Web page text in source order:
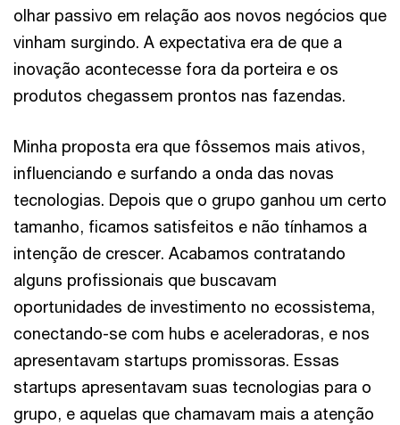
olhar passivo em relação aos novos negócios que
vinham surgindo. A expectativa era de que a
inovação acontecesse fora da porteira e os
produtos chegassem prontos nas fazendas.
Minha proposta era que fôssemos mais ativos,
influenciando e surfando a onda das novas
tecnologias. Depois que o grupo ganhou um certo
tamanho, ficamos satisfeitos e não tínhamos a
intenção de crescer. Acabamos contratando
alguns profissionais que buscavam
oportunidades de investimento no ecossistema,
conectando-se com hubs e aceleradoras, e nos
apresentavam startups promissoras. Essas
startups apresentavam suas tecnologias para o
grupo, e aquelas que chamavam mais a atenção